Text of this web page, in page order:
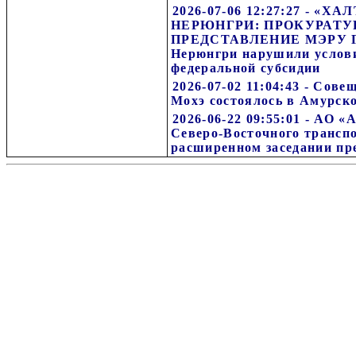
2026-07-06 12:27:27 -
НЕРЮНГРИ:
ПРЕДСТАВЛЕНИЕ МЭРУ
Нерюнгри нарушили
федеральной субсидии
2026-07-02 11:04:43 -
Мохэ состоялось в
2026-06-22 09:55:01 - АО
Северо-Восточного
расширенном заседании